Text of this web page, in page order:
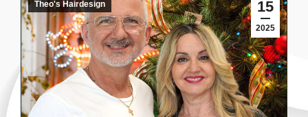
15
2025
Theo's Hairdesign